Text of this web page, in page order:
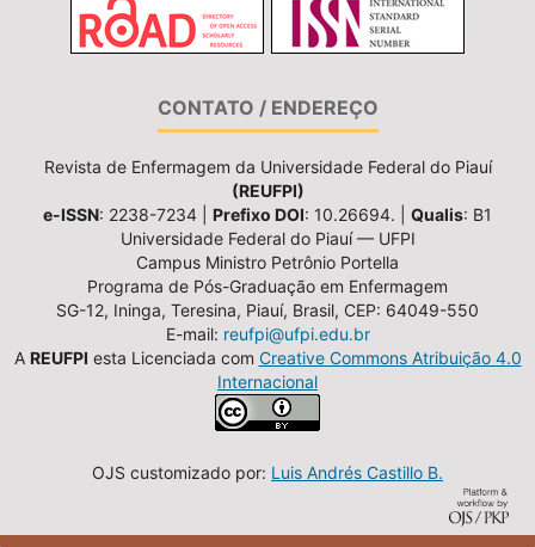
CONTATO / ENDEREÇO
Revista de Enfermagem da Universidade Federal do Piauí
(REUFPI)
e-ISSN: 2238-7234 | Prefixo DOI: 10.26694. | Qualis: B1
Universidade Federal do Piauí — UFPI
Campus Ministro Petrônio Portella
Programa de Pós-Graduação em Enfermagem
SG-12, Ininga, Teresina, Piauí, Brasil, CEP: 64049-550
E-mail: reufpi@ufpi.edu.br
A REUFPI esta Licenciada com Creative Commons Atribuição 4.0
Internacional
OJS customizado por: Luis Andrés Castillo B.